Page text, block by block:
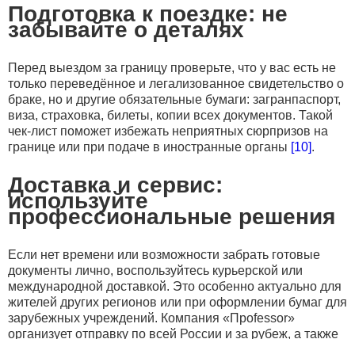
Подготовка к поездке: не
забывайте о деталях
Перед выездом за границу проверьте, что у вас есть не
только переведённое и легализованное свидетельство о
браке, но и другие обязательные бумаги: загранпаспорт,
виза, страховка, билеты, копии всех документов. Такой
чек-лист поможет избежать неприятных сюрпризов на
границе или при подаче в иностранные органы [10].
Доставка и сервис:
используйте
профессиональные решения
Если нет времени или возможности забрать готовые
документы лично, воспользуйтесь курьерской или
международной доставкой. Это особенно актуально для
жителей других регионов или при оформлении бумаг для
зарубежных учреждений. Компания «Проfessor»
организует отправку по всей России и за рубеж, а также